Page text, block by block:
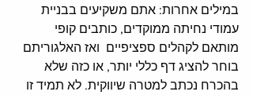
במילים אחרות: אתם משקיעים בבניית
עמודי נחיתה ממוקדים, כותבים קופי
מותאם לקהלים ספציפיים  ואז האלגוריתם
בוחר להציג דף כללי יותר, או כזה שלא
בהכרח נכתב למטרה שיווקית. לא תמיד זו